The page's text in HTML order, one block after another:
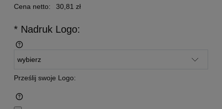
Cena netto:
30,81 zł
* Nadruk Logo:
Prześlij swoje Logo: